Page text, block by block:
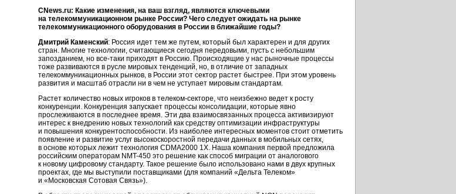
CNews.ru: Какие изменения, на ваш взгляд, являются ключевыми
на телекоммуникационном рынке России? Чего следует ожидать на рынке
телекоммуникационного оборудования в России в ближайшие годы?
Дмитрий Каменский: Россия идет тем же путем, который был характерен и для других
стран. Многие технологии, считающиеся сегодня передовыми, пусть с небольшим
запозданием, но все-таки приходят в Россию. Происходящие у нас рыночные процессы
тоже развиваются в русле мировых тенденций, но, в отличие от западных
телекоммуникационных рынков, в России этот сектор растет быстрее. При этом уровень
развития и масштаб отрасли ни в чем не уступает мировым стандартам.
Растет количество новых игроков в телеком-секторе, что неизбежно ведет к росту
конкуренции. Конкуренция запускает процессы консолидации, которые явно
прослеживаются в последнее время. Эти два взаимосвязанных процесса активизируют
интерес к внедрению новых технологий как средству оптимизации инфраструктуры
и повышения конкурентоспособности. Из наиболее интересных моментов стоит отметить
появление и развитие услуг высокоскоростной передачи данных в мобильных сетях,
в основе которых лежит технология CDMA2000 1X. Наша компания первой предложила
российским операторам NMT-450 это решение как способ миграции от аналогового
к новому цифровому стандарту. Такое решение было использовано нами в двух крупных
проектах, где мы выступили поставщиками (для компаний «Дельта Телеком»
и «Московская Сотовая Связь»).